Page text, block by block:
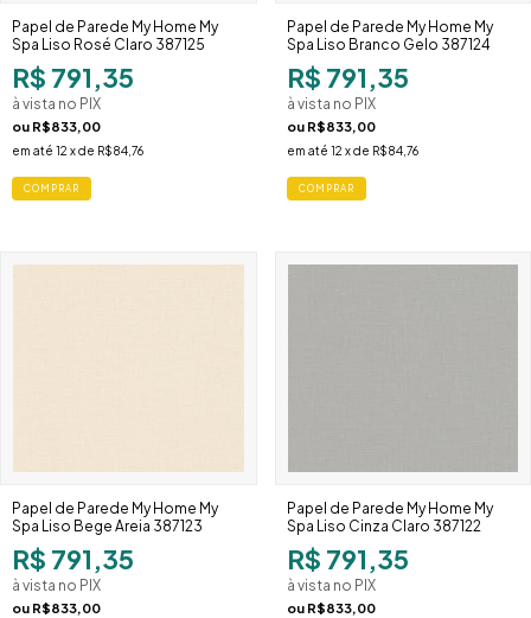
Papel de Parede My Home My
Spa Liso Rosé Claro 387125
R$ 791,35
à vista no PIX
ou R$833,00
em até 12 x de R$84,76
Papel de Parede My Home My
Spa Liso Branco Gelo 387124
R$ 791,35
à vista no PIX
ou R$833,00
em até 12 x de R$84,76
Papel de Parede My Home My
Spa Liso Bege Areia 387123
R$ 791,35
à vista no PIX
ou R$833,00
Papel de Parede My Home My
Spa Liso Cinza Claro 387122
R$ 791,35
à vista no PIX
ou R$833,00